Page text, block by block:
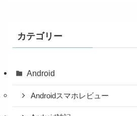
カテゴリー
Android
Androidスマホレビュー